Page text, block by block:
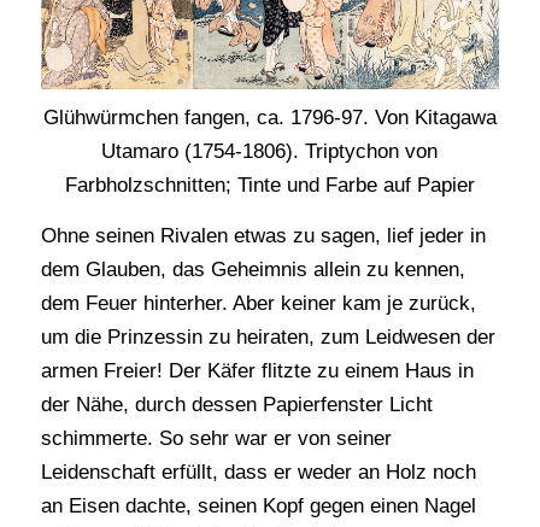
Glühwürmchen fangen, ca. 1796-97. Von Kitagawa
Utamaro (1754-1806). Triptychon von
Farbholzschnitten; Tinte und Farbe auf Papier
Ohne seinen Rivalen etwas zu sagen, lief jeder in
dem Glauben, das Geheimnis allein zu kennen,
dem Feuer hinterher. Aber keiner kam je zurück,
um die Prinzessin zu heiraten, zum Leidwesen der
armen Freier! Der Käfer flitzte zu einem Haus in
der Nähe, durch dessen Papierfenster Licht
schimmerte. So sehr war er von seiner
Leidenschaft erfüllt, dass er weder an Holz noch
an Eisen dachte, seinen Kopf gegen einen Nagel